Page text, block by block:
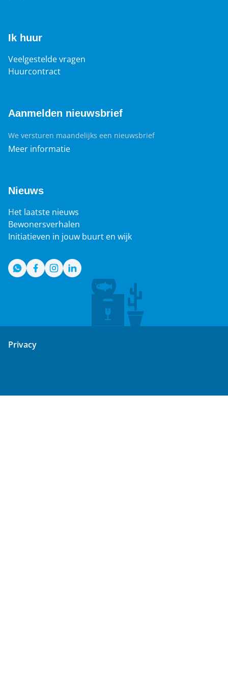
Ik huur
Veelgestelde vragen
Huurcontract
Aanmelden nieuwsbrief
We versturen maandelijks een nieuwsbrief
Meer informatie
Nieuws
Het laatste nieuws
Bewonersverhalen
Initiatieven in jouw buurt en wijk
WhatsApp
Facebook
Instagram
LinkedIn
Privacy